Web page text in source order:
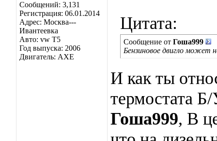
Сообщений: 3,131
Регистрация: 06.01.2014
Адрес: Москва---
Ивантеевка
Авто: vw T5
Год выпуска: 2006
Двигатель: AXE
Цитата:
Сообщение от Гоша999
Бензиновое двигло
И как ты
термостата
Гоша999, В